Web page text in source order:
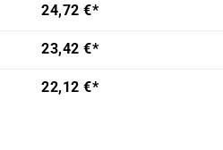
24,72 €*
23,42 €*
22,12 €*